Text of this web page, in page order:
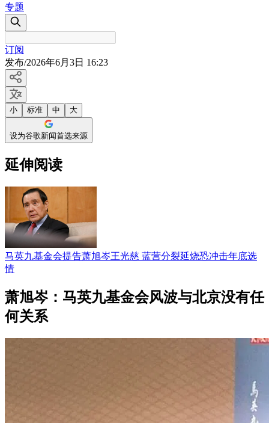
专题
订阅
发布/2026年6月3日 16:23
小 标准 中 大
设为谷歌新闻首选来源
延伸阅读
马英九基金会提告萧旭岑王光慈 蓝营分裂延烧恐冲击年底选
情
萧旭岑：马英九基金会风波与北京没有任
何关系